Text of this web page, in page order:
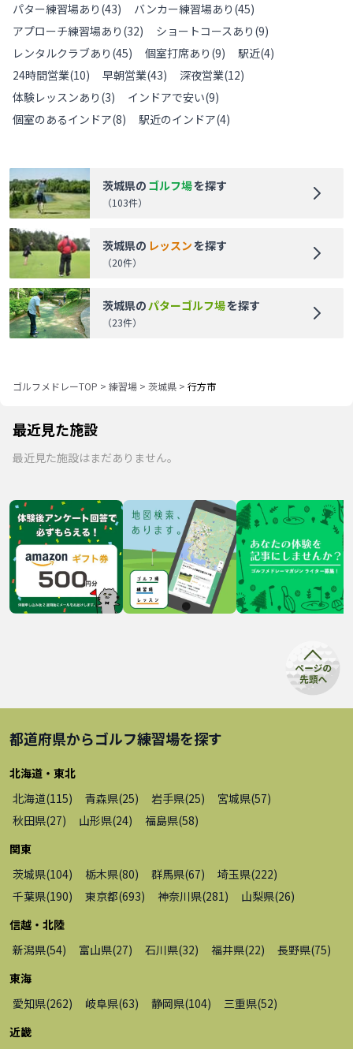
パター練習場あり (43) バンカー練習場あり (45)
アプローチ練習場あり (32) ショートコースあり (9)
レンタルクラブあり (45) 個室打席あり (9) 駅近(4)
24時間営業(10) 早朝営業(43) 深夜営業(12)
体験レッスンあり (3) インドアで安い(9)
個室のあるインドア(8) 駅近のインドア(4)
茨城県の ゴルフ場を探す
（103件）
茨城県の レッスンを探す
（20件）
茨城県のパターゴルフ場を探す
（23件）
ゴルフメドレーTOP > 練習場 > 茨城県 > 行方市
最近見た施設
最近見た施設はまだありません。
都道府県からゴルフ練習場を探す
北海道・東北
北海道(115) 青森県(25) 岩手県(25) 宮城県(57)
秋田県(27) 山形県(24) 福島県(58)
関東
茨城県(104) 栃木県(80) 群馬県(67) 埼玉県(222)
千葉県(190) 東京都(693) 神奈川県(281 ) 山梨県(26)
信越・北陸
新潟県(54) 富山県(27) 石川県(32) 福井県(22) 長野県(75)
東海
愛知県(262) 岐阜県(63) 静岡県(104) 三重県(52)
近畿